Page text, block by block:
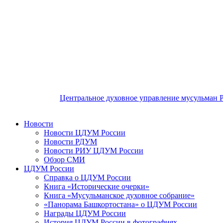
Центральное духовное управление мусульман
Новости
Новости ЦДУМ России
Новости РДУМ
Новости РИУ ЦДУМ России
Обзор СМИ
ЦДУМ России
Справка о ЦДУМ России
Книга «Исторические очерки»
Книга «Мусульманское духовное собрание»
«Панорама Башкортостана» о ЦДУМ России
Награды ЦДУМ России